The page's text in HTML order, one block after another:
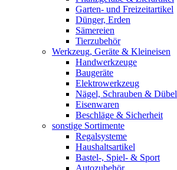
Garten- und Freizeitartikel
Dünger, Erden
Sämereien
Tierzubehör
Werkzeug, Geräte & Kleineisen
Handwerkzeuge
Baugeräte
Elektrowerkzeug
Nägel, Schrauben & Dübel
Eisenwaren
Beschläge & Sicherheit
sonstige Sortimente
Regalsysteme
Haushaltsartikel
Bastel-, Spiel- & Sport
Autozubehör